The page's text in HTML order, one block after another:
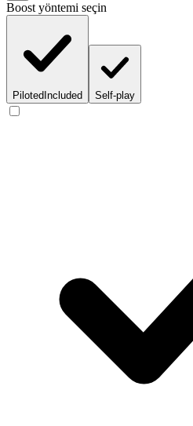
Boost yöntemi seçin
Piloted Included Self-play